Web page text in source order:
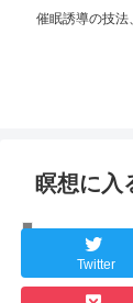
催眠誘導の技法
瞑想に入
Twitter